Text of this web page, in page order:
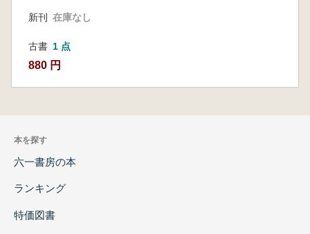
新刊 在庫なし
古書 1 点
880 円
本を探す
六一書房の本
ランキング
特価図書